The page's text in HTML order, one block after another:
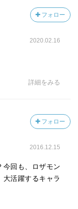
フォロー
2020.02.16
詳細をみる
フォロー
2016.12.15
今回も、ロザモン
活躍するキャラ